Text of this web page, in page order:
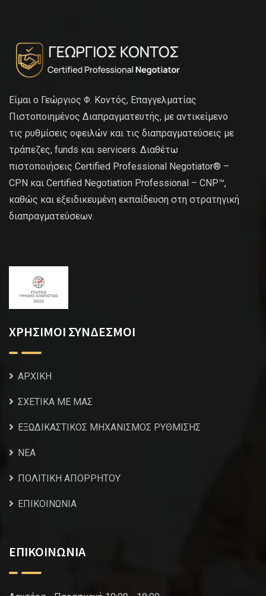
Είμαι ο Γεώργιος Φ. Κοντός, Επαγγελματίας
Πιστοποιημένος Διαπραγματευτής, με αντικείμενο
τις ρυθμίσεις οφειλών και τις διαπραγματεύσεις με
τράπεζες, funds και servicers. Διαθέτω
πιστοποιήσεις Certified Professional Negotiator® –
CPN και Certified Negotiation Professional – CNP™,
καθώς και εξειδικευμένη εκπαίδευση στη στρατηγική
διαπραγματεύσεων.
ΧΡΗΣΙΜΟΙ ΣΥΝΔΕΣΜΟΙ
ΑΡΧΙΚΗ
ΣΧΕΤΙΚΑ ΜΕ ΜΑΣ
ΕΞΩΔΙΚΑΣΤΙΚΟΣ ΜΗΧΑΝΙΣΜΟΣ ΡΥΘΜΙΣΗΣ
NEA
ΠΟΛΙΤΙΚΗ ΑΠΟΡΡΗΤΟΥ
ΕΠΙΚΟΙΝΩΝΙΑ
ΕΠΙΚΟΙΝΩΝΙΑ